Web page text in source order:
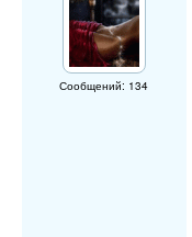
Сообщений: 134